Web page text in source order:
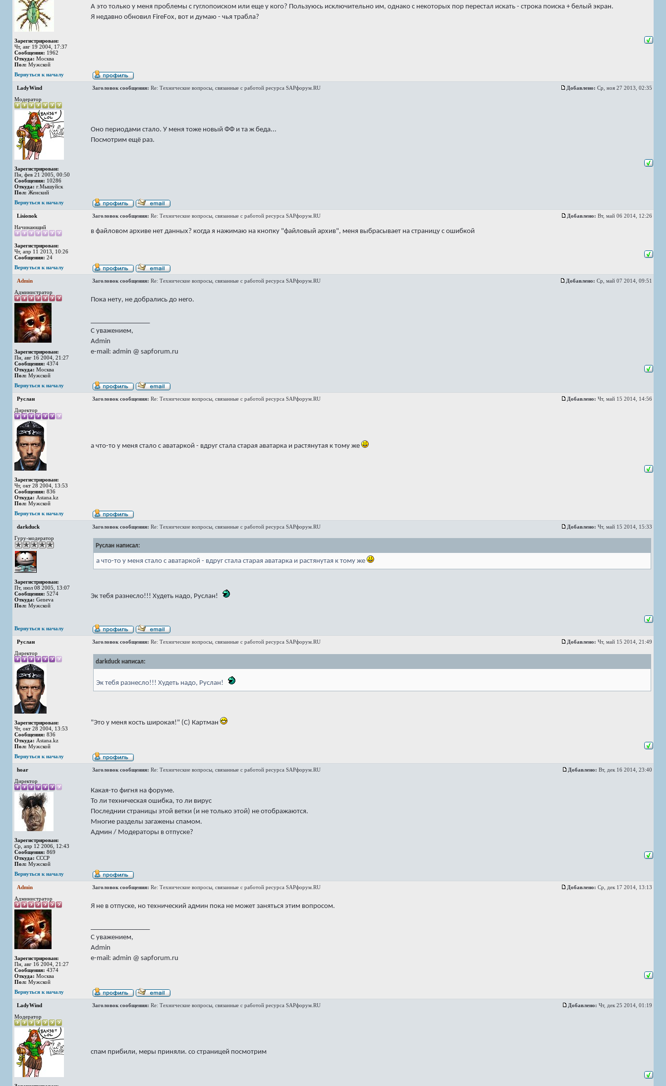
Зарегистрирован:
Чт, авг 19 2004, 17:37
Сообщения: 1962
Откуда: Москва
Пол: Мужской
А это только у меня проблемы с гуглопоиском или еще у кого? Пользуюсь исключительно им, однако с некоторых пор перестал искать - строка поиска + белый экран.
Я недавно обновил FireFox, вот и думаю - чья трабла?
Вернуться к началу
LadyWind Заголовок сообщения: Re: Технические вопросы, связанные с работой ресурса SAPфорум.RU Добавлено: Ср, ноя 27 2013, 02:35
Модератор
Зарегистрирован:
Пн, фев 21 2005, 00:50
Сообщения: 10286
Откуда: г.Мышуйск
Пол: Женский
Оно периодами стало. У меня тоже новый ФФ и та ж беда...
Посмотрим ещё раз.
Вернуться к началу
Lisionok Заголовок сообщения: Re: Технические вопросы, связанные с работой ресурса SAPфорум.RU Добавлено: Вт, май 06 2014, 12:26
Начинающий
Зарегистрирован:
Чт, апр 11 2013, 10:26
Сообщения: 24
в файловом архиве нет данных? когда я нажимаю на кнопку "файловый архив", меня выбрасывает на страницу с ошибкой
Вернуться к началу
Admin Заголовок сообщения: Re: Технические вопросы, связанные с работой ресурса SAPфорум.RU Добавлено: Ср, май 07 2014, 09:51
Администратор
Зарегистрирован:
Пн, авг 16 2004, 21:27
Сообщения: 4374
Откуда: Москва
Пол: Мужской
Пока нету, не добрались до него.
С уважением,
Admin
e-mail: admin @ sapforum.ru
Вернуться к началу
Руслан Заголовок сообщения: Re: Технические вопросы, связанные с работой ресурса SAPфорум.RU Добавлено: Чт, май 15 2014, 14:56
Директор
Зарегистрирован:
Чт, окт 28 2004, 13:53
Сообщения: 836
Откуда: Astana.kz
Пол: Мужской
а что-то у меня стало с аватаркой - вдруг стала старая аватарка и растянутая к тому же
Вернуться к началу
darkduck Заголовок сообщения: Re: Технические вопросы, связанные с работой ресурса SAPфорум.RU Добавлено: Чт, май 15 2014, 15:33
Гуру-модератор
Зарегистрирован:
Пт, июл 08 2005, 13:07
Сообщения: 5274
Откуда: Geneva
Пол: Мужской
Руслан написал:
а что-то у меня стало с аватаркой - вдруг стала старая аватарка и растянутая к тому же
Эк тебя разнесло!!! Худеть надо, Руслан!
Вернуться к началу
Руслан Заголовок сообщения: Re: Технические вопросы, связанные с работой ресурса SAPфорум.RU Добавлено: Чт, май 15 2014, 21:49
Директор
Зарегистрирован:
Чт, окт 28 2004, 13:53
Сообщения: 836
Откуда: Astana.kz
Пол: Мужской
darkduck написал:
Эк тебя разнесло!!! Худеть надо, Руслан!
"Это у меня кость широкая!" (C) Картман
Вернуться к началу
hoar Заголовок сообщения: Re: Технические вопросы, связанные с работой ресурса SAPфорум.RU Добавлено: Вт, дек 16 2014, 23:40
Директор
Зарегистрирован:
Ср, апр 12 2006, 12:43
Сообщения: 869
Откуда: СССР
Пол: Мужской
Какая-то фигня на форуме.
То ли техническая ошибка, то ли вирус
Последнии страницы этой ветки (и не только этой) не отображаются.
Многие разделы загажены спамом.
Админ / Модераторы в отпуске?
Вернуться к началу
Admin Заголовок сообщения: Re: Технические вопросы, связанные с работой ресурса SAPфорум.RU Добавлено: Ср, дек 17 2014, 13:13
Администратор
Зарегистрирован:
Пн, авг 16 2004, 21:27
Сообщения: 4374
Откуда: Москва
Пол: Мужской
Я не в отпуске, но технический админ пока не может заняться этим вопросом.
С уважением,
Admin
e-mail: admin @ sapforum.ru
Вернуться к началу
LadyWind Заголовок сообщения: Re: Технические вопросы, связанные с работой ресурса SAPфорум.RU Добавлено: Чт, дек 25 2014, 01:19
Модератор
спам прибили, меры приняли. со страницей посмотрим